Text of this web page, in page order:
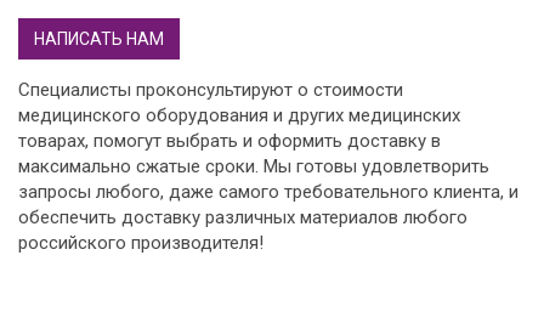
НАПИСАТЬ НАМ
Специалисты проконсультируют о стоимости
медицинского оборудования и других медицинских
товарах, помогут выбрать и оформить доставку в
максимально сжатые сроки. Мы готовы удовлетворить
запросы любого, даже самого требовательного клиента, и
обеспечить доставку различных материалов любого
российского производителя!